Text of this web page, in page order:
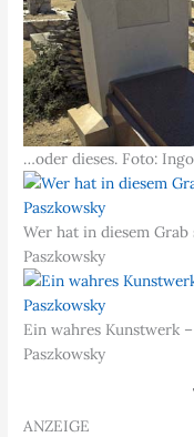
…oder dieses. Foto:
Wer hat in diesem
Paszkowsky
Ein wahres Kunstwerk
Paszkowsky
ANZEIGE